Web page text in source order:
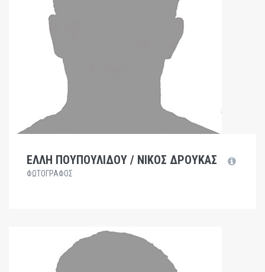
ΕΛΛΗ ΠΟΥΠΟΥΛΙΔΟΥ / ΝΙΚΟΣ ΔΡΟΥΚΑΣ
ΦΩΤΟΓΡΑΦΟΣ